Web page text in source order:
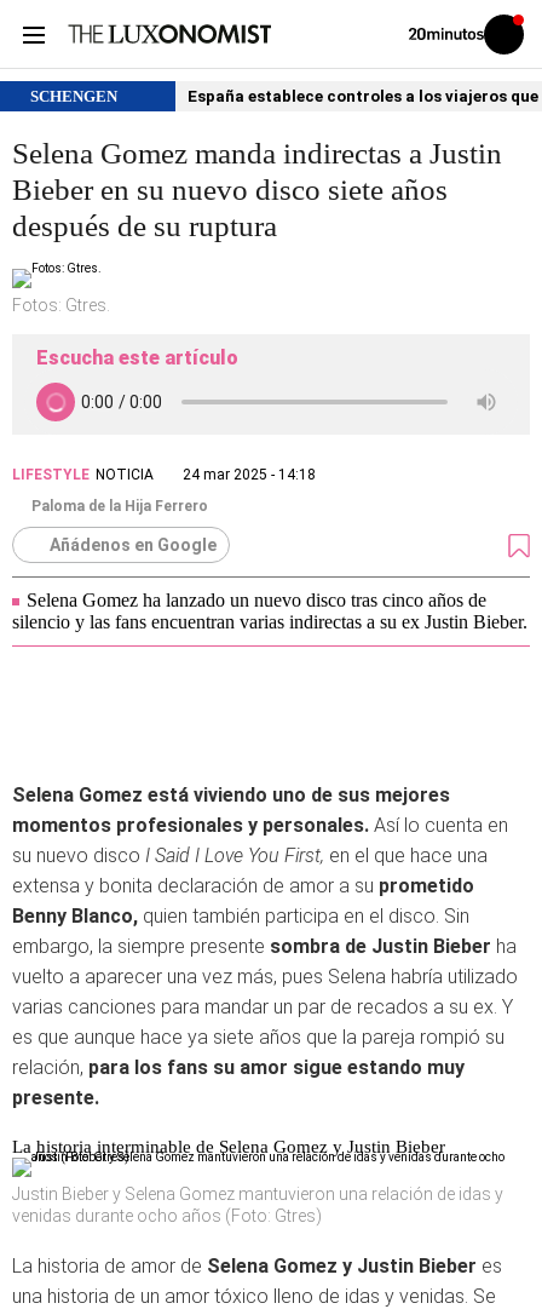
Volver
Iniciar
sesión
SCHENGEN España establece controles a los viajeros
Selena Gomez manda indirectas a Justin
Bieber en su nuevo disco siete años
después de su ruptura
Fotos: Gtres.
Escucha este artículo
LIFESTYLE NOTICIA
24 mar 2025 - 14:18
Paloma de la Hija Ferrero
Añádenos en Google
Selena Gomez ha lanzado un nuevo disco tras cinco años de
silencio y las fans encuentran varias indirectas a su ex Justin Bieber.
Selena Gomez está viviendo uno de sus mejores
momentos profesionales y personales. Así lo cuenta en
su nuevo disco I Said I Love You First, en el que hace una
extensa y bonita declaración de amor a su prometido
Benny Blanco, quien también participa en el disco. Sin
embargo, la siempre presente sombra de Justin Bieber ha
vuelto a aparecer una vez más, pues Selena habría utilizado
varias canciones para mandar un par de recados a su ex. Y
es que aunque hace ya siete años que la pareja rompió su
relación, para los fans su amor sigue estando muy
presente.
La historia interminable de Selena Gomez y Justin Bieber
Justin Bieber y Selena Gomez mantuvieron una relación de idas y
venidas durante ocho años (Foto: Gtres)
La historia de amor de Selena Gomez y Justin Bieber es
una historia de un amor tóxico lleno de idas y venidas. Se